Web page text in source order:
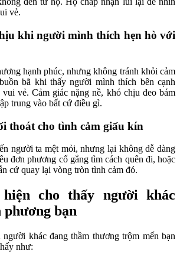
vẻ.
khi người mình thích hẹn hò với
hạnh phúc, nhưng không tránh khỏi cảm
bã khi thấy người mình thích bên cạnh
vẻ. Cảm giác nặng nề, khó chịu đeo bám
trung vào bất cứ điều gì.
thoát cho tình cảm giấu kín
người ta mệt mỏi, nhưng lại không dễ dàng
đơn phương cố gắng tìm cách quên đi, hoặc
cứ quay lại vòng tròn tình cảm đó.
cho thấy người khác
phương bạn
khác đang thầm thương trộm mến bạn
như: